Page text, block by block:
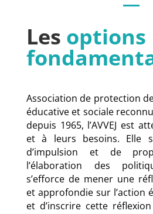
Les options
Association de protection de
éducative et sociale
depuis 1965, l’AVVEJ est
et à leurs besoins. Elle
d’impulsion et de
l’élaboration des
s’efforce de mener une
et approfondie sur l’action
et d’inscrire cette